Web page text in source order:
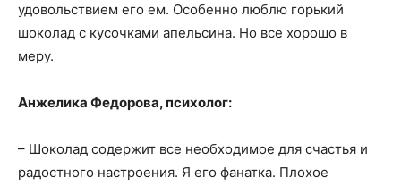
удовольствием его ем. Особенно люблю горький
шоколад с кусочками апельсина. Но все хорошо в
меру.
Анжелика Федорова, психолог:
– Шоколад содержит все необходимое для счастья и
радостного настроения. Я его фанатка. Плохое